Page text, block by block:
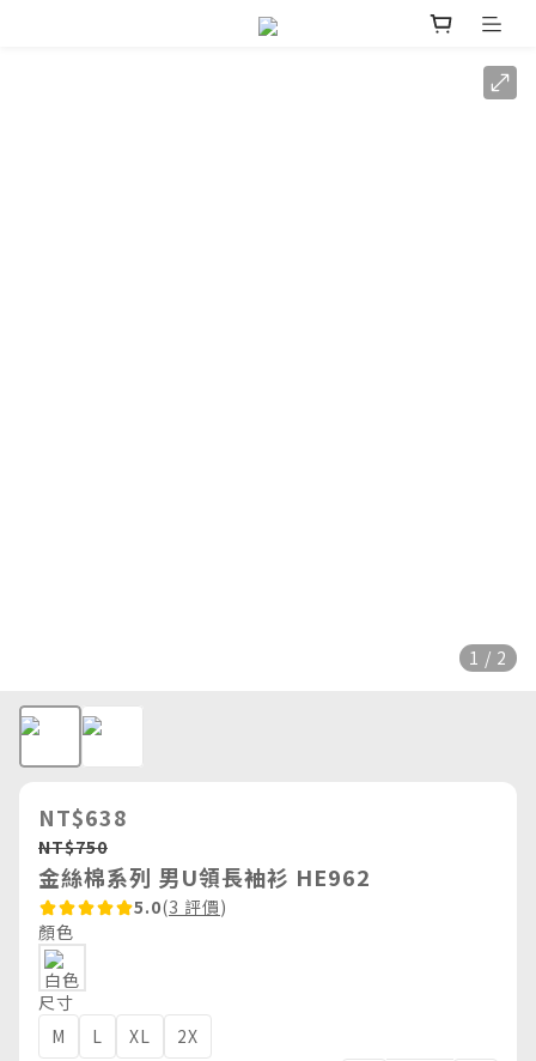
1 / 2
NT$638
NT$750
金絲棉系列 男U領長袖衫 HE962
5.0(3 評價)
顏色
尺寸
M
L XL
2X